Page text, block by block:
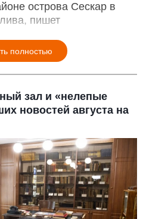
острова Сескар в
пишет
полностью
зал и «нелепые
новостей августа на